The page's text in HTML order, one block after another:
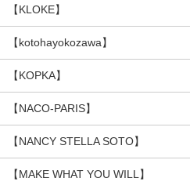
【KLOKE】
【kotohayokozawa】
【KOPKA】
【NACO-PARIS】
【NANCY STELLA SOTO】
【MAKE WHAT YOU WILL】